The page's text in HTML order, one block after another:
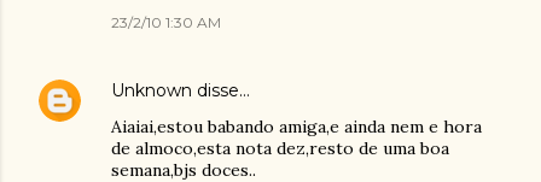
23/2/10 1:30 AM
Unknown disse…
Aiaiai,estou babando amiga,e ainda nem e hora
de almoco,esta nota dez,resto de uma boa
semana,bjs doces..